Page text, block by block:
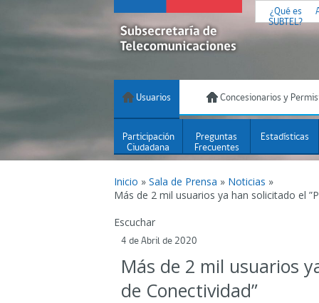
¿Qué es
SUBTEL?
Usuarios Concesionarios y
Participación
Ciudadana
Preguntas
Frecuentes
Estadísticas
Inicio » Sala de Prensa » Noticias »
Más de 2 mil usuarios ya han solicitado el
Escuchar
4 de Abril de 2020
Más de 2 mil usuarios
de Conectividad”